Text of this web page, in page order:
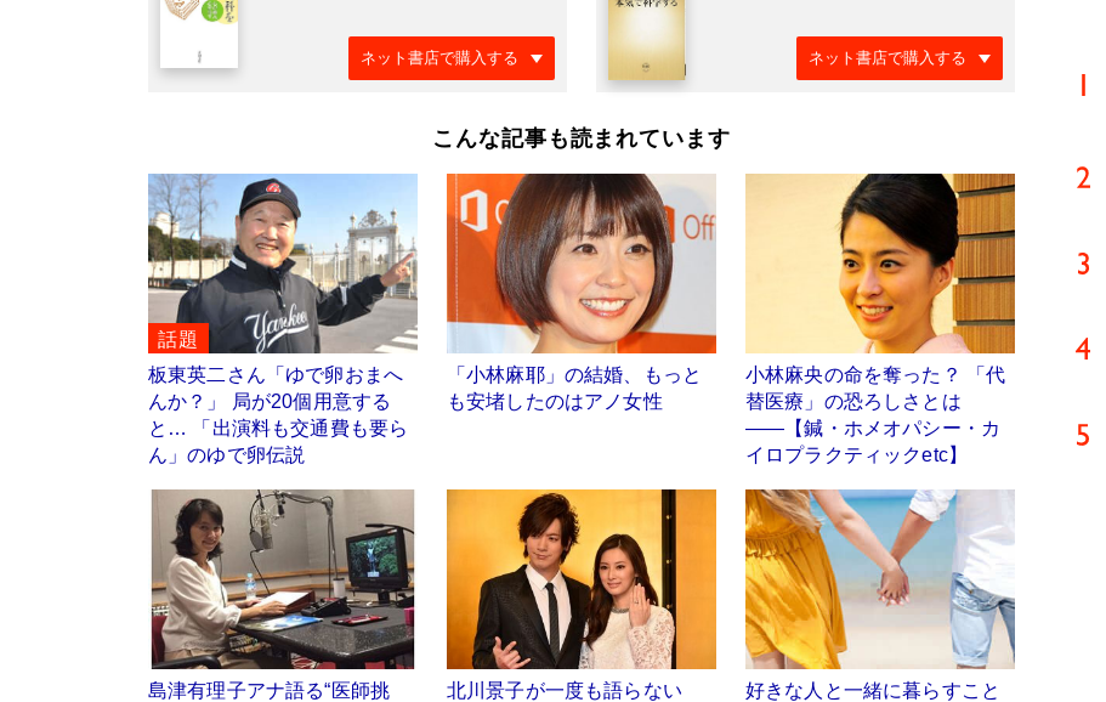
ネット書店で購入する ネット書店で購入する
こんな記事も読まれています
話題
板東英二さん「ゆで卵おまへ
んか？」 局が20個用意する
と… 「出演料も交通費も要ら
ん」のゆで卵伝説
「小林麻耶」の結婚、もっと
も安堵したのはアノ女性
小林麻央の命を奪った？ 「代
替医療」の恐ろしさとは
――【鍼・ホメオパシー・カ
イロプラクティックetc】
島津有理子アナ語る“医師挑
北川景子が一度も語らない
好きな人と一緒に暮らすこと